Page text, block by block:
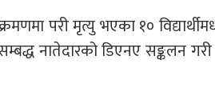
परी मृत्यु भएका १०
नातेदारको डिएनए सङ्कलन